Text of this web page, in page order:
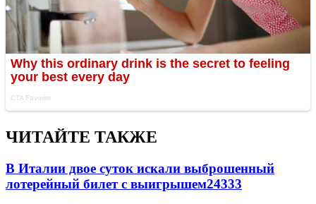
ЧИТАЙТЕ ТАКЖЕ
В Италии двое суток искали выброшенный
лотерейный билет с выигрышем24333